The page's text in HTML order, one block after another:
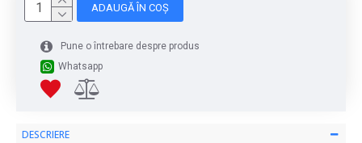
ADAUGĂ ÎN COȘ
Pune o întrebare despre produs
Whatsapp
DESCRIERE